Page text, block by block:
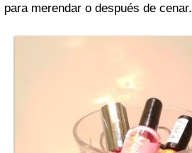
para merendar o después de cenar.